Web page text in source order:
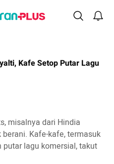
Kafe Setop Putar Lagu
misalnya dari Hindia
Kafe-kafe, termasuk
lagu komersial, takut